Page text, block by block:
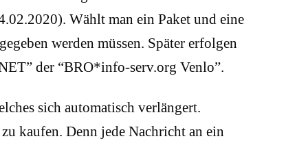
Wählt man ein Paket und eine
werden müssen. Später erfolgen
der “BRO*info-serv.org Venlo”.
sich automatisch verlängert.
kaufen. Denn jede Nachricht an ein